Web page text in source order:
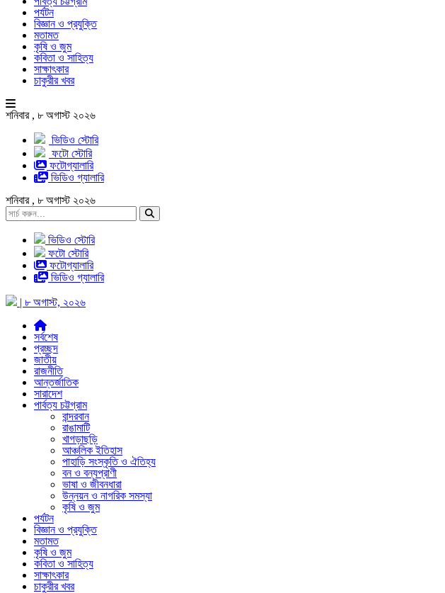
পর্যটন
বিজ্ঞান ও প্রযুক্তি
মতামত
কৃষি ও জুম
কবিতা ও সাহিত্য
সাক্ষাৎকার
চাকুরীর খবর
শনিবার , ৮ অগাস্ট ২০২৬
ভিডিও স্টোরি
ফটো স্টোরি
ফটোগ্যালারি
ভিডিও গ্যালারি
শনিবার , ৮ অগাস্ট ২০২৬
ভিডিও স্টোরি
ফটো স্টোরি
ফটোগ্যালারি
ভিডিও গ্যালারি
| ৮ অগাস্ট, ২০২৬
সর্বশেষ
প্রচ্ছদ
জাতীয়
রাজনীতি
আন্তর্জাতিক
সারাদেশ
পার্বত্য চট্টগ্রাম
বান্দরবান
রাঙামাটি
খাগড়াছড়ি
আঞ্চলিক ইতিহাস
পাহাড়ি সংস্কৃতি ও ঐতিহ্য
বন ও বন্যপ্রাণী
ভাষা ও জীবনধারা
উন্নয়ন ও নাগরিক সমস্যা
কৃষি ও জুম
পর্যটন
বিজ্ঞান ও প্রযুক্তি
মতামত
কৃষি ও জুম
কবিতা ও সাহিত্য
সাক্ষাৎকার
চাকুরীর খবর